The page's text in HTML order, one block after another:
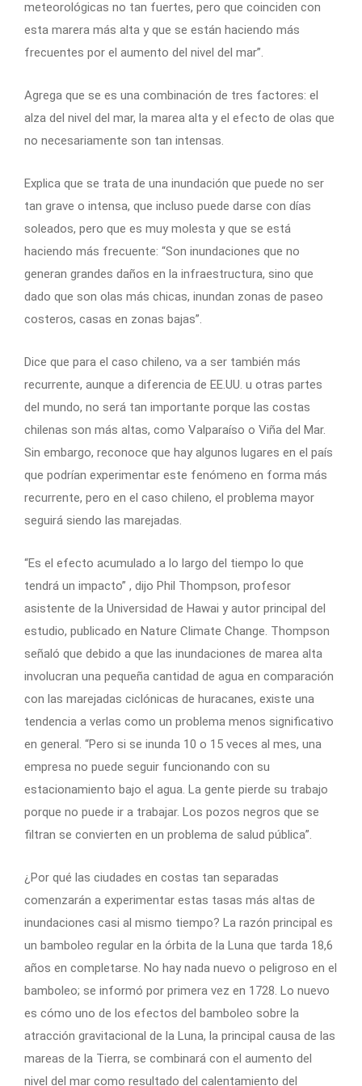
meteorológicas no tan fuertes, pero que coinciden con
esta marera más alta y que se están haciendo más
frecuentes por el aumento del nivel del mar”.
Agrega que se es una combinación de tres factores: el
alza del nivel del mar, la marea alta y el efecto de olas que
no necesariamente son tan intensas.
Explica que se trata de una inundación que puede no ser
tan grave o intensa, que incluso puede darse con días
soleados, pero que es muy molesta y que se está
haciendo más frecuente: “Son inundaciones que no
generan grandes daños en la infraestructura, sino que
dado que son olas más chicas, inundan zonas de paseo
costeros, casas en zonas bajas”.
Dice que para el caso chileno, va a ser también más
recurrente, aunque a diferencia de EE.UU. u otras partes
del mundo, no será tan importante porque las costas
chilenas son más altas, como Valparaíso o Viña del Mar.
Sin embargo, reconoce que hay algunos lugares en el país
que podrían experimentar este fenómeno en forma más
recurrente, pero en el caso chileno, el problema mayor
seguirá siendo las marejadas.
“Es el efecto acumulado a lo largo del tiempo lo que
tendrá un impacto” , dijo Phil Thompson, profesor
asistente de la Universidad de Hawai y autor principal del
estudio, publicado en Nature Climate Change. Thompson
señaló que debido a que las inundaciones de marea alta
involucran una pequeña cantidad de agua en comparación
con las marejadas ciclónicas de huracanes, existe una
tendencia a verlas como un problema menos significativo
en general. “Pero si se inunda 10 o 15 veces al mes, una
empresa no puede seguir funcionando con su
estacionamiento bajo el agua. La gente pierde su trabajo
porque no puede ir a trabajar. Los pozos negros que se
filtran se convierten en un problema de salud pública”.
¿Por qué las ciudades en costas tan separadas
comenzarán a experimentar estas tasas más altas de
inundaciones casi al mismo tiempo? La razón principal es
un bamboleo regular en la órbita de la Luna que tarda 18,6
años en completarse. No hay nada nuevo o peligroso en el
bamboleo; se informó por primera vez en 1728. Lo nuevo
es cómo uno de los efectos del bamboleo sobre la
atracción gravitacional de la Luna, la principal causa de las
mareas de la Tierra, se combinará con el aumento del
nivel del mar como resultado del calentamiento del